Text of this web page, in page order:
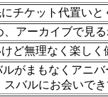
チケット代置いと
アーカイブで見
ど無理なく楽しく
ルがまもなくアニ
バルにお会いで